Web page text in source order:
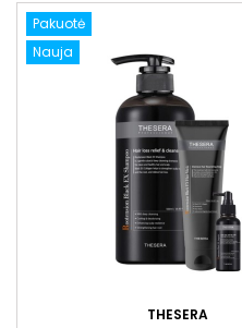
Pakuotė
Nauja
THESERA